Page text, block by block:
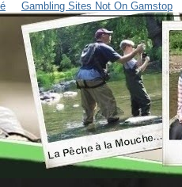
Gambling Sites Not On Gamstop